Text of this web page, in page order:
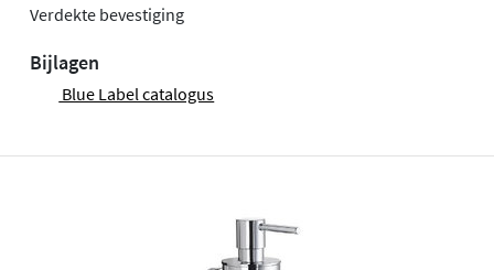
Verdekte bevestiging
Bijlagen
Blue Label catalogus